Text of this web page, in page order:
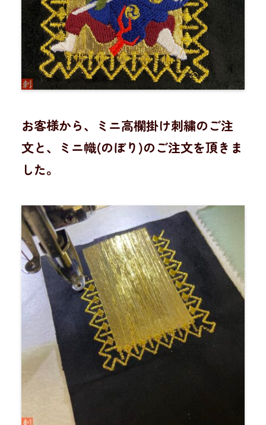
お客様から、ミニ高欄掛け刺繍のご注
文と、ミニ幟(のぼり)のご注文を頂きま
した。